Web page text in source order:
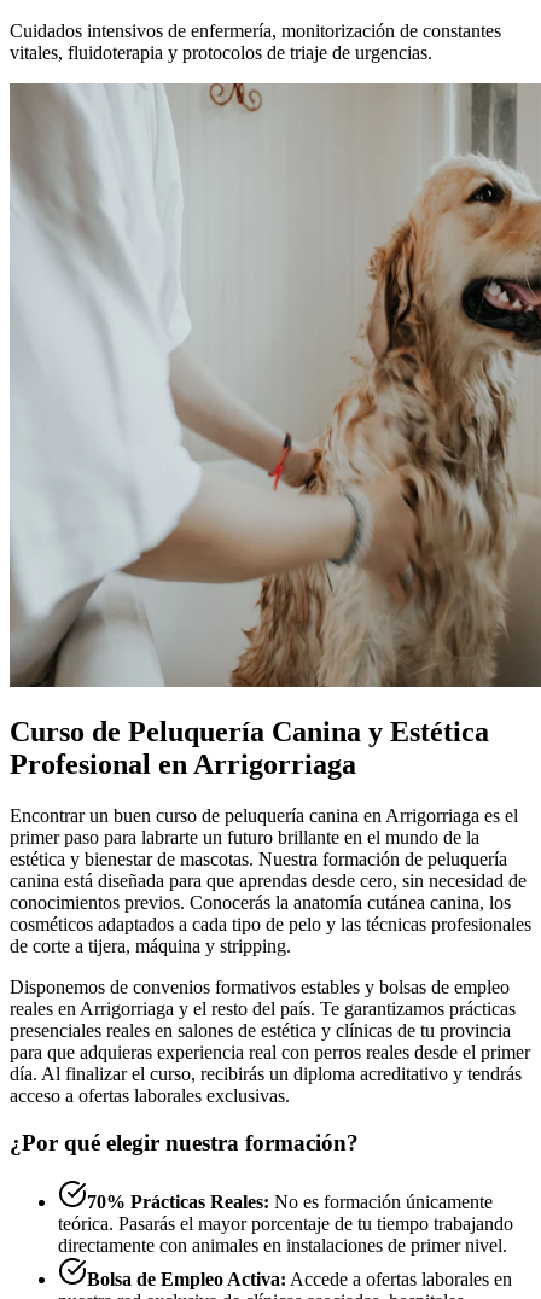
Cuidados intensivos de enfermería, monitorización de constantes
vitales, fluidoterapia y protocolos de triaje de urgencias.
Curso de Peluquería Canina y Estética
Profesional en Arrigorriaga
Encontrar un buen curso de peluquería canina en Arrigorriaga es el
primer paso para labrarte un futuro brillante en el mundo de la
estética y bienestar de mascotas. Nuestra formación de peluquería
canina está diseñada para que aprendas desde cero, sin necesidad de
conocimientos previos. Conocerás la anatomía cutánea canina, los
cosméticos adaptados a cada tipo de pelo y las técnicas profesionales
de corte a tijera, máquina y stripping.
Disponemos de convenios formativos estables y bolsas de empleo
reales en Arrigorriaga y el resto del país. Te garantizamos prácticas
presenciales reales en salones de estética y clínicas de tu provincia
para que adquieras experiencia real con perros reales desde el primer
día. Al finalizar el curso, recibirás un diploma acreditativo y tendrás
acceso a ofertas laborales exclusivas.
¿Por qué elegir nuestra formación?
70% Prácticas Reales: No es formación únicamente
teórica. Pasarás el mayor porcentaje de tu tiempo trabajando
directamente con animales en instalaciones de primer nivel.
Bolsa de Empleo Activa: Accede a ofertas laborales en